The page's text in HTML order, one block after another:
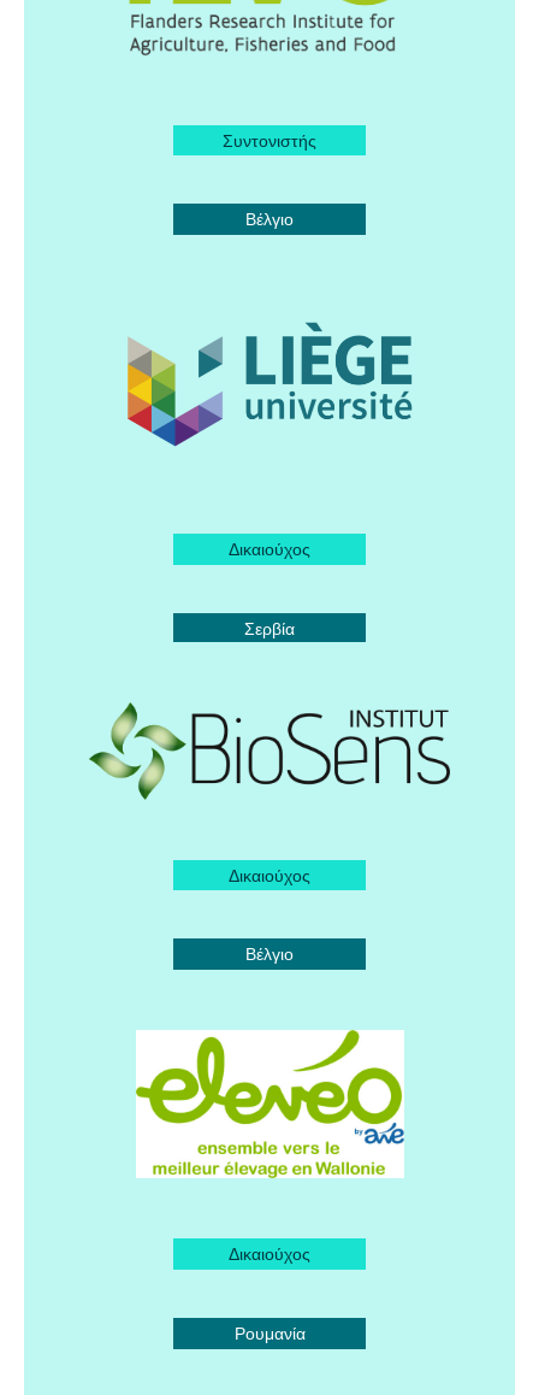
Συντονιστής
Βέλγιο
Δικαιούχος
Σερβία
Δικαιούχος
Βέλγιο
Δικαιούχος
Ρουμανία